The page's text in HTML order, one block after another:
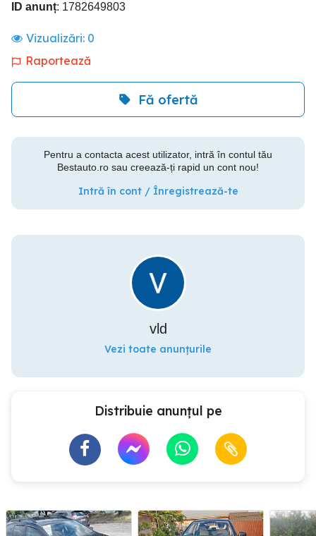
ID anunț: 1782649803
Vizualizări: 0
Raportează
Fă ofertă
Pentru a contacta acest utilizator, intră în contul tău
Bestauto.ro sau creează-ți rapid un cont nou!
Intră în cont / Înregistrează-te
vld
Vezi toate anunțurile
Distribuie anunțul pe